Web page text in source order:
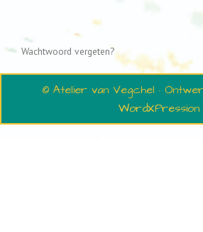
Wachtwoord vergeten?
© Atelier van Vegchel ·
WordXPression